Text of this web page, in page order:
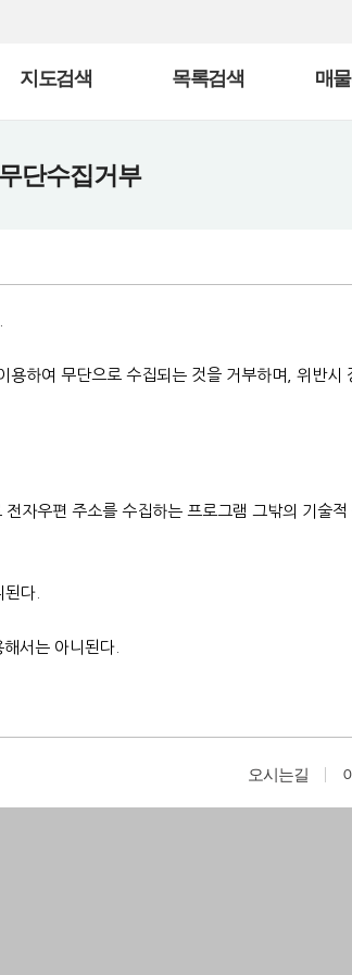
지도검색 목록검색 매
단수집거부
하여 무단으로 수집되는 것을 거부하며, 위반시
자우편 주소를 수집하는 프로그램 그밖의 기술
다.
서는 아니된다.
오시는길